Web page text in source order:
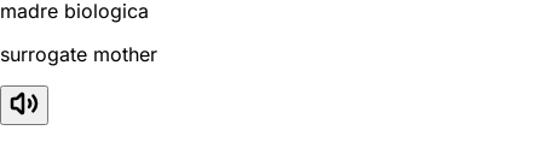
madre biologica
surrogate mother